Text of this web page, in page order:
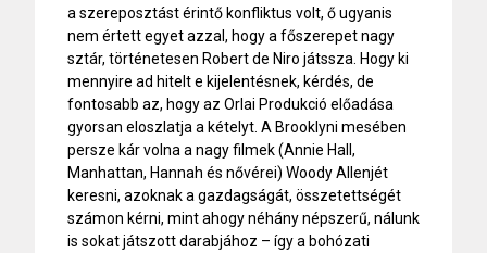
a szereposztást érintő konfliktus volt, ő ugyanis
nem értett egyet azzal, hogy a főszerepet nagy
sztár, történetesen Robert de Niro játssza. Hogy ki
mennyire ad hitelt e kijelentésnek, kérdés, de
fontosabb az, hogy az Orlai Produkció előadása
gyorsan eloszlatja a kételyt. A Brooklyni mesében
persze kár volna a nagy filmek (Annie Hall,
Manhattan, Hannah és nővérei) Woody Allenjét
keresni, azoknak a gazdagságát, összetettségét
számon kérni, mint ahogy néhány népszerű, nálunk
is sokat játszott darabjához – így a bohózati